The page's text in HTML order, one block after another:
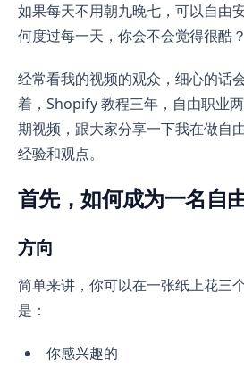
如果每天不用朝九晚七，可以自由
何度过每一天，你会不会觉得很酷？
经常看我的视频的观众，细心的话
着，Shopify 教程三年，自由职业
期视频，跟大家分享一下我在做自
经验和观点。
首先，如何成为一名自
方向
简单来讲，你可以在一张纸上花三
是：
你感兴趣的